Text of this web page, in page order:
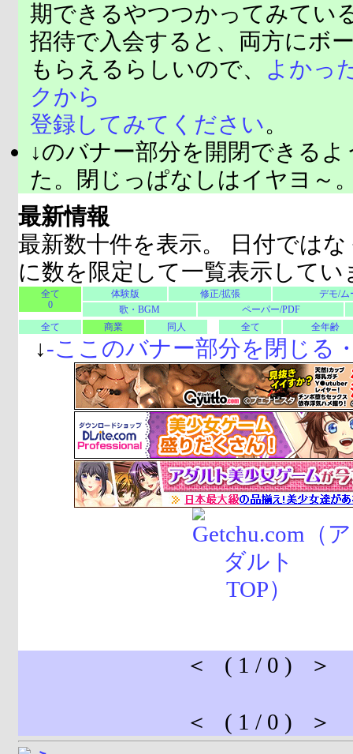
期できるやつつかってみてい
招待で入会すると、両方にボ
もらえるらしいので、
よかっ
クから
登録してみてください。
↓のバナー部分を開閉できる
た。閉じっぱなしはイヤヨ～
最新情報
最新数十件を表示。 日付では
に数を限定して一覧表示してい
全て
0
体験版 修正/拡張
デモ/ム
歌・BGM
ペーパー/PDF
全て
商業 同人 全て 全年齢
↓-ここのバナー部分を閉じる
＜ ( 1 / 0 ) ＞
＜ ( 1 / 0 ) ＞